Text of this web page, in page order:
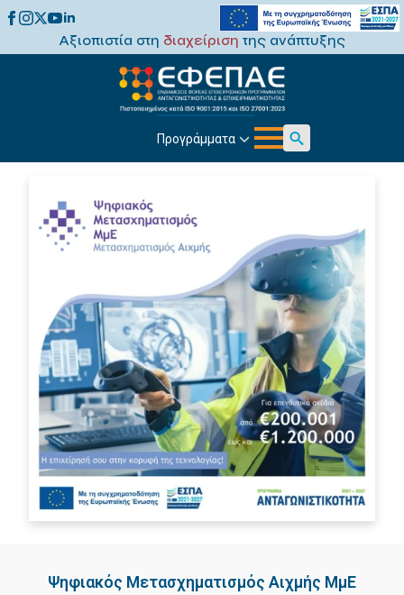
Αξιοπιστία στη διαχείριση της ανάπτυξης
Προγράμματα
Search
Ψηφιακός Μετασχηματισμός Αιχμής ΜμΕ